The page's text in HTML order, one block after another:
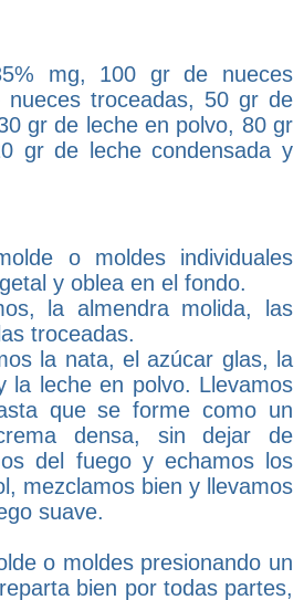
mg, 100 gr de nueces
troceadas, 50 gr de
gr de leche en polvo, 80 gr
gr de leche condensada y
o moldes individuales
y oblea en el fondo.
la almendra molida, las
troceadas.
la nata, el azúcar glas, la
la leche en polvo. Llevamos
que se forme como un
densa, sin dejar de
del fuego y echamos los
mezclamos bien y llevamos
suave.
o moldes presionando un
bien por todas partes,